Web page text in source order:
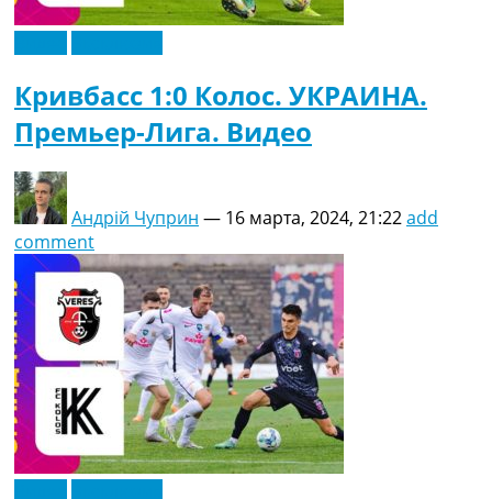
Кривбасс 1:0 Колос. УКРАИНА.
Премьер-Лига. Видео
Андрій Чуприн — 16 марта, 2024, 21:22add
comment